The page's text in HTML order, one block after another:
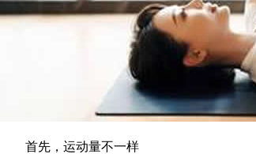
首先，运动量不一样